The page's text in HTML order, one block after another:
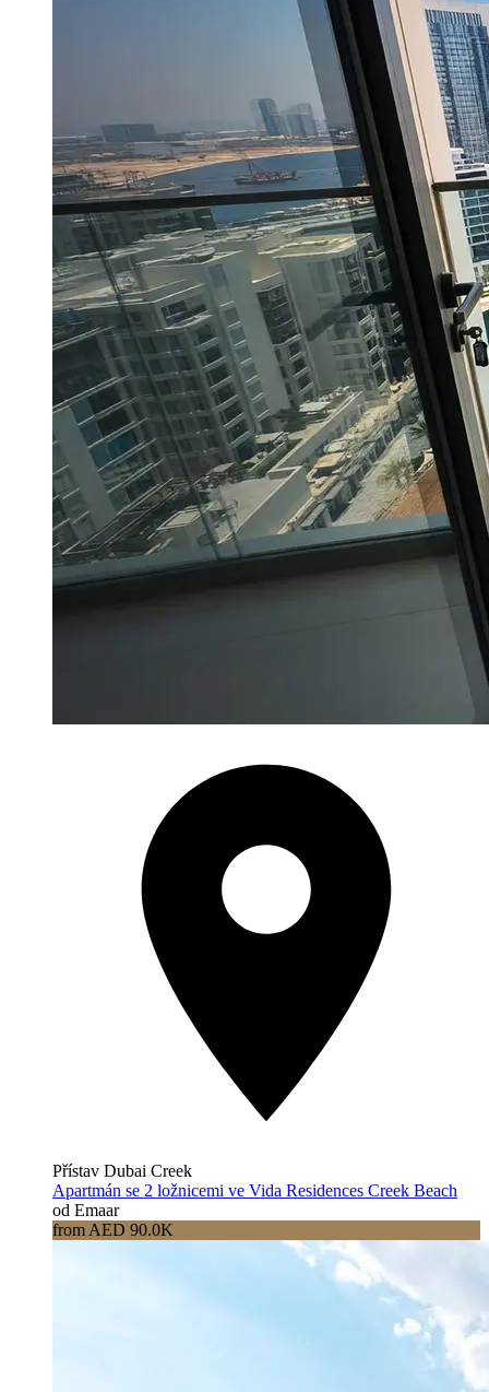
Přístav Dubai Creek
Apartmán se 2 ložnicemi ve Vida Residences Creek Beach
od Emaar
from AED 90.0K